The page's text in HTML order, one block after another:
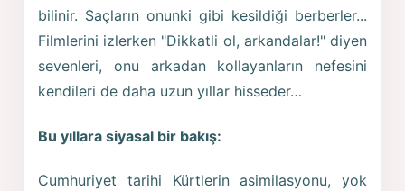
bilinir. Saçların onunki gibi kesildiği berberler...
Filmlerini izlerken "Dikkatli ol, arkandalar!" diyen
sevenleri, onu arkadan kollayanların nefesini
kendileri de daha uzun yıllar hisseder…
Bu yıllara siyasal bir bakış:
Cumhuriyet tarihi Kürtlerin asimilasyonu, yok